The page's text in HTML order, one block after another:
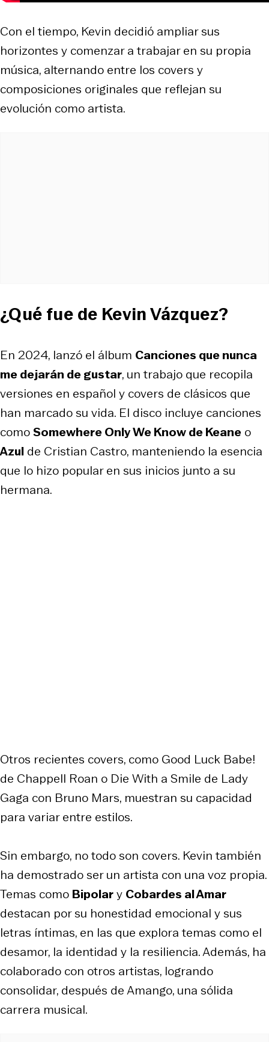
Con el tiempo, Kevin decidió ampliar sus
horizontes y comenzar a trabajar en su propia
música, alternando entre los covers y
composiciones originales que reflejan su
evolución como artista.
¿Qué fue de Kevin Vázquez?
En 2024, lanzó el álbum Canciones que nunca
me dejarán de gustar, un trabajo que recopila
versiones en español y covers de clásicos que
han marcado su vida. El disco incluye canciones
comoSomewhere Only We Know de Keane o
Azul de Cristian Castro, manteniendo la esencia
que lo hizo popular en sus inicios junto a su
hermana.
Otros recientes covers, como Good Luck Babe!
de Chappell Roan o Die With a Smile de Lady
Gaga con Bruno Mars, muestran su capacidad
para variar entre estilos.
Sin embargo, no todo son covers. Kevin también
ha demostrado ser un artista con una voz propia.
Temas como Bipolary Cobardes al Amar
destacan por su honestidad emocional y sus
letras íntimas, en las que explora temas como el
desamor, la identidad y la resiliencia. Además, ha
colaborado con otros artistas, logrando
consolidar, después de Amango, una sólida
carrera musical.